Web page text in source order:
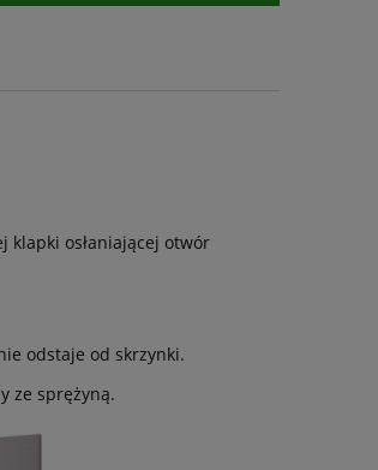
klapki osłaniającej otwór
odstaje od skrzynki.
ze sprężyną.